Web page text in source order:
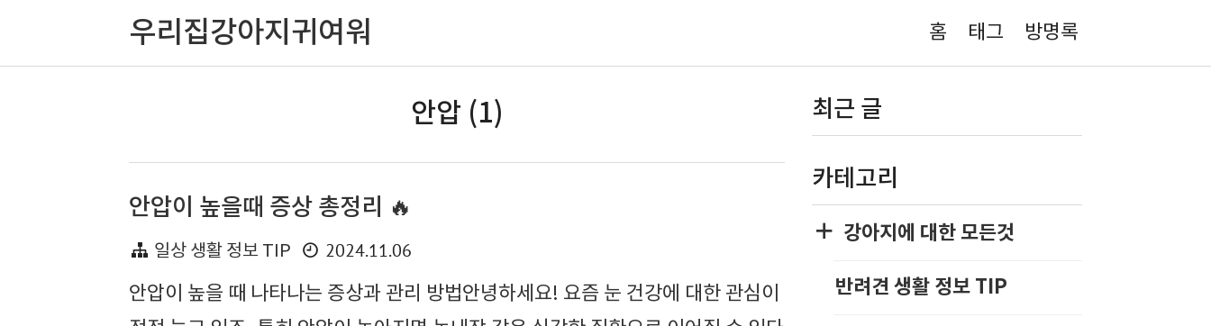
우리집강아지귀여워 홈 태그 방명록
안압 (1)
안압이 높을때 증상 총정리 🔥
일상 생활 정보 TIP
2024.11.06
안압이 높을 때 나타나는 증상과 관리 방법안녕하세요! 요즘 눈 건강에 대한 관심이
최근 글
카테고리
강아지에 대한 모든것
반려견 생활 정보 TIP